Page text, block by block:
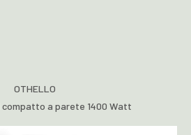
OTHELLO
compatto a parete 1400 Watt